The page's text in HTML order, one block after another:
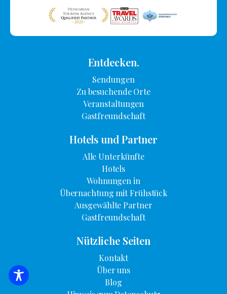
SUCHE NACH UNTERKUNFT
Entdecken.
Sendungen
Zu besuchende Orte
Veranstaltungen
Gastfreundschaft
Hotels und Partner
Alle Unterkünfte
Hotels
Wohnungen in
Übernachtung mit Frühstück
Ausgewählte Partner
Gastfreundschaft
Nützliche Seiten
Kontakt
Über uns
Blog